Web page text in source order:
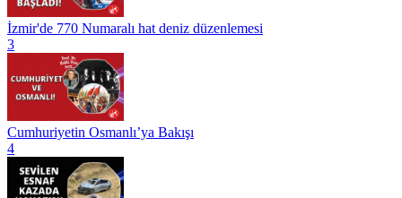
İzmir'de 770 Numaralı hat deniz düzenlemesi
3
Cumhuriyetin Osmanlı’ya Bakışı
4